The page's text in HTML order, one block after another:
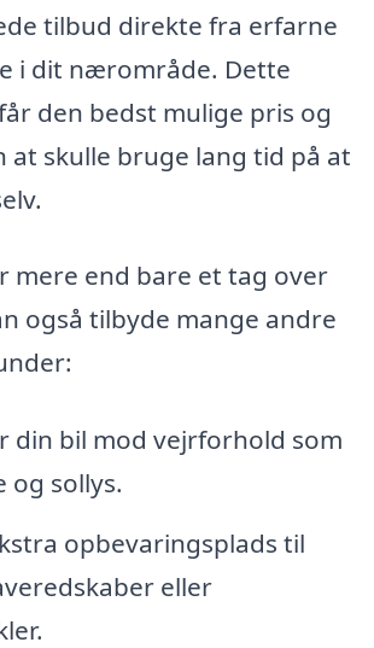
tilbud direkte fra erfarne
i dit nærområde. Dette
den bedst mulige pris og
at skulle bruge lang tid på at
mere end bare et tag over
også tilbyde mange andre
din bil mod vejrforhold som
og sollys.
opbevaringsplads til
eller